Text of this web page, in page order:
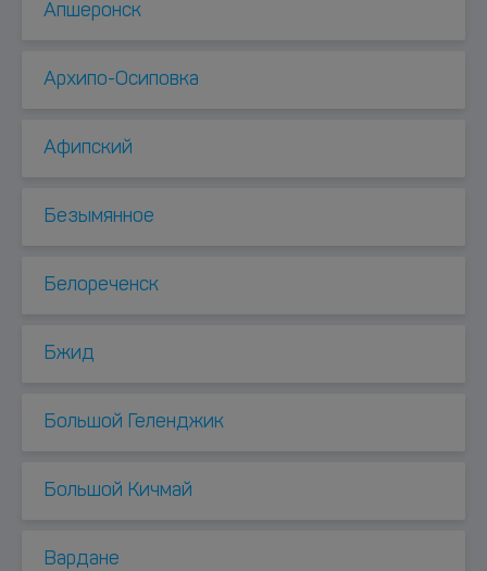
Апшеронск
Архипо-Осиповка
Афипский
Безымянное
Белореченск
Бжид
Большой Геленджик
Большой Кичмай
Вардане